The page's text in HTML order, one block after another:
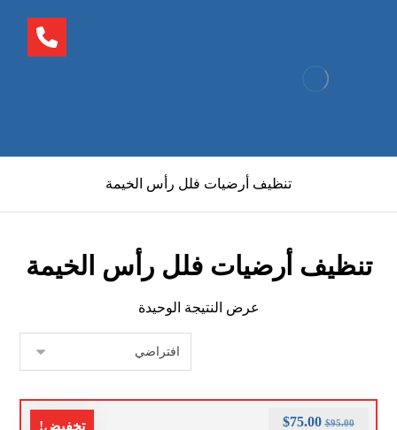
تنظيف أرضيات فلل رأس الخيمة
تنظيف أرضيات فلل رأس الخيمة
عرض النتيجة الوحيدة
تخفيض! $95.00
$75.00